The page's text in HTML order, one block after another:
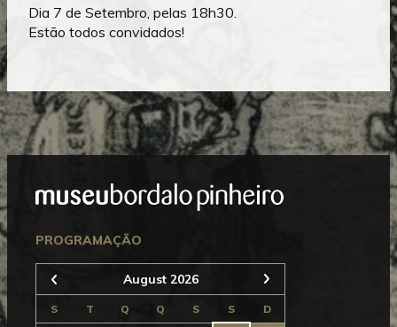
Dia 7 de Setembro, pelas 18h30.
Estão todos convidados!
Mostrar
Rodapé
PROGRAMAÇÃO
Anterior August 2026 Seguinte
S T Q Q S S D